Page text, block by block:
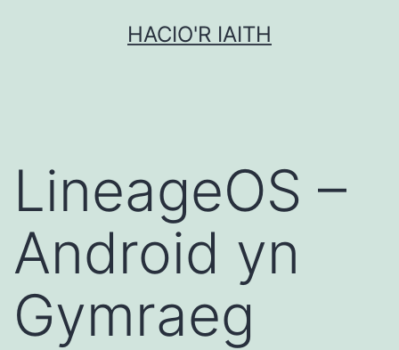
HACIO'R IAITH
LineageOS –
Android yn
Gymraeg